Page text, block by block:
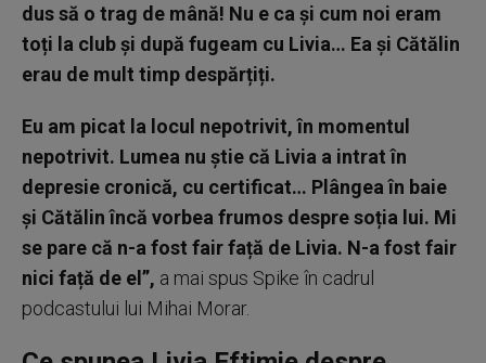
dus să o trag de mână! Nu e ca și cum noi eram
toți la club și după fugeam cu Livia… Ea și Cătălin
erau de mult timp despărțiți.
Eu am picat la locul nepotrivit, în momentul
nepotrivit. Lumea nu știe că Livia a intrat în
depresie cronică, cu certificat… Plângea în baie
și Cătălin încă vorbea frumos despre soția lui. Mi
se pare că n-a fost fair față de Livia. N-a fost fair
nici față de el”, a mai spus Spike în cadrul
podcastului lui Mihai Morar.